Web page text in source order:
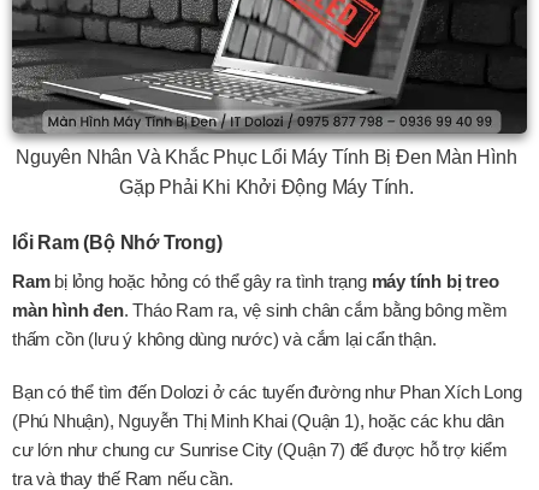
Nguyên Nhân Và Khắc Phục Lổi Máy Tính Bị Đen Màn Hình
Gặp Phải Khi Khởi Động Máy Tính.
lổi Ram (Bộ Nhớ Trong)
Rambị lỏng hoặc hỏng có thể gây ra tình trạng máy tính bị treo
màn hình đen. Tháo Ram ra, vệ sinh chân cắm bằng bông mềm
thấm cồn (lưu ý không dùng nước) và cắm lại cẩn thận.
Bạn có thể tìm đến Dolozi ở các tuyến đường như Phan Xích Long
(Phú Nhuận), Nguyễn Thị Minh Khai (Quận 1), hoặc các khu dân
cư lớn như chung cư Sunrise City (Quận 7) để được hỗ trợ kiểm
tra và thay thế Ram nếu cần.